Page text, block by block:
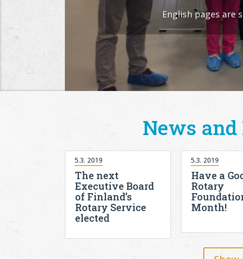
English pages are
News and
The next
Executive Board
of Finland’s
Rotary Service
elected
5.3. 2019
Have a
Rotary
Month!
5.3. 2019